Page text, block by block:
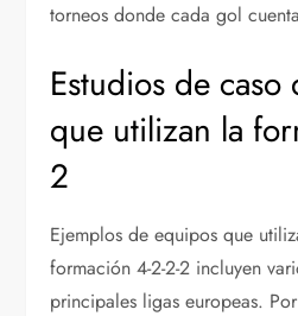
torneos donde cada gol
Estudios de
que utilizan la
2
Ejemplos de equipos que
formación 4-2-2-2 incluyen
principales ligas europeas.